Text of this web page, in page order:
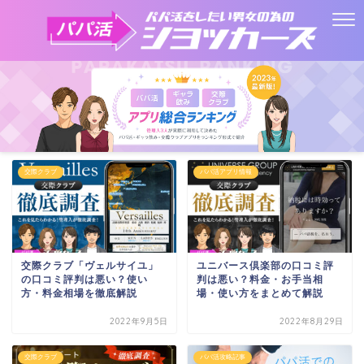
交際クラブ
交際クラブ「ヴェルサイユ」
の口コミ評判は悪い？使い
方・料金相場を徹底解説
2022年9月5日
パパ活アプリ情報
ユニバース倶楽部の口コミ評
判は悪い？料金・お手当相
場・使い方をまとめて解説
2022年8月29日
交際クラブ パパ活攻略記事